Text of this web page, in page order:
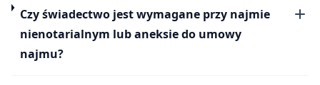
Czy świadectwo jest wymagane przy najmie
nienotarialnym lub aneksie do umowy
najmu?